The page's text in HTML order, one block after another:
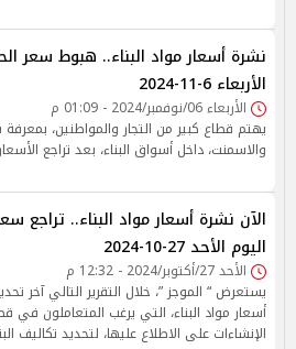
نشرة أسعار مواد البناء.. هبوط سعر
الأربعاء 6-11-2024
الأربعاء 06/نوفمبر/2024 - 01:09 م
يهتم قطاع كبير من التجار والمواطنين،
والاسمنت، داخل أسواق البناء، بعد تراجع
الآن نشرة أسعار مواد البناء.. تراجع
اليوم الأحد 27-10-2024
الأحد 27/أكتوبر/2024 - 12:32 م
يستعرض “ الموجز ”، خلال التقرير التالي آخر
أسعار مواد البناء، التي يرغب المتعاملون في
الإنشاءات على الاطلاع عليها، لتحديد تكاليف